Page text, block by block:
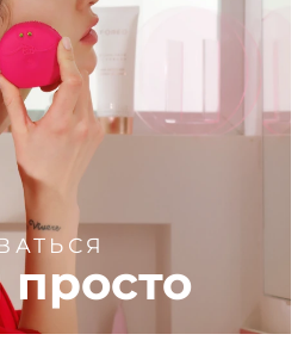
просто